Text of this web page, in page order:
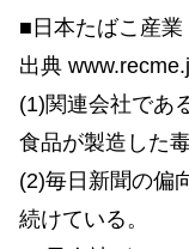
■日本たばこ産業
出典
(1)関連会社であ
食品が製造した
(2)毎日新聞の偏
続けている。